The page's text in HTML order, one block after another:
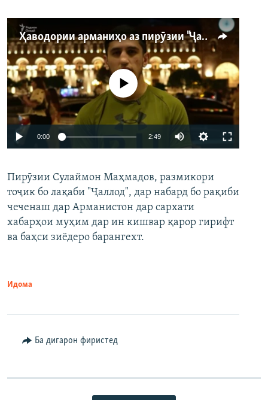
Ҳаводории арманиҳо аз пирӯзии "Ҷаллод"-и тоҷик
Auto 240p 360p 480p
720p 1080p
Феълан кор намекунад
0:00 2:49
360p
480p
Пирӯзии Сулаймон Маҳмадов, размикори
тоҷик бо лақаби "Ҷаллод", дар набард бо рақиби
чеченаш дар Арманистон дар сархати
хабарҳои муҳим дар ин кишвар қарор гирифт
ва баҳси зиёдеро барангехт.
Идома
Ба дигарон фиристед